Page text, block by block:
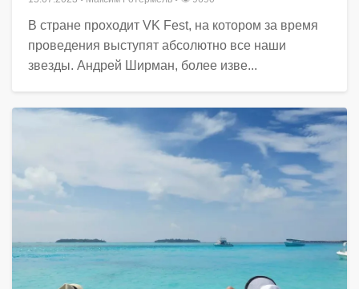
В стране проходит VK Fest, на котором за время
проведения выступят абсолютно все наши
звезды. Андрей Ширман, более изве...